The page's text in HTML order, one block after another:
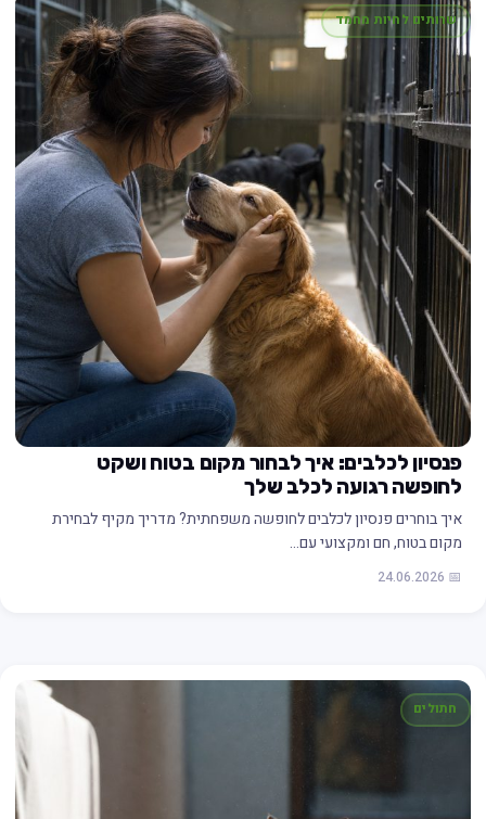
שרותים לחיות מחמד
פנסיון לכלבים: איך לבחור מקום בטוח ושקט
לחופשה רגועה לכלב שלך
איך בוחרים פנסיון לכלבים לחופשה משפחתית? מדריך מקיף לבחירת
מקום בטוח, חם ומקצועי עם…
📅 24.06.2026
חתולים